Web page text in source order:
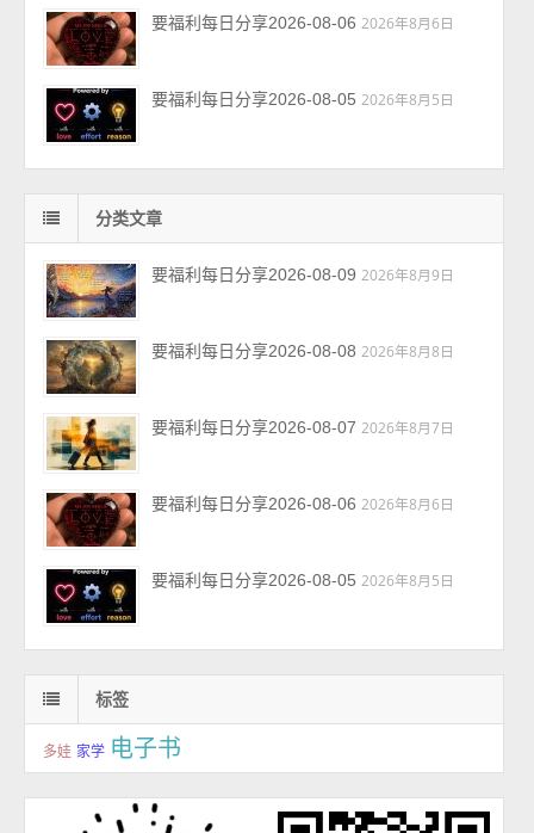
要福利每日分享2026-08-06 2026年8月6日
要福利每日分享2026-08-05 2026年8月5日
分类文章
要福利每日分享2026-08-09 2026年8月9日
要福利每日分享2026-08-08 2026年8月8日
要福利每日分享2026-08-07 2026年8月7日
要福利每日分享2026-08-06 2026年8月6日
要福利每日分享2026-08-05 2026年8月5日
标签
多娃 家学 电子书